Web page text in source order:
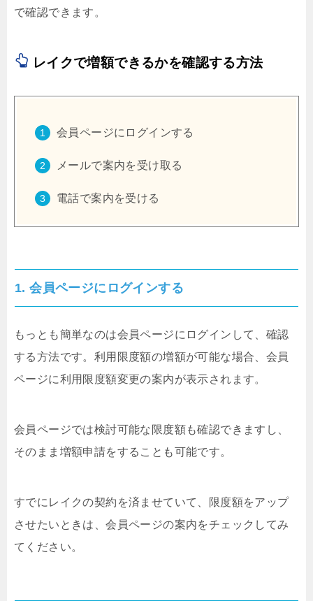
で確認できます。
レイクで増額できるかを確認する方法
会員ページにログインする
メールで案内を受け取る
電話で案内を受ける
1. 会員ページにログインする
もっとも簡単なのは会員ページにログインして、確認
する方法です。利用限度額の増額が可能な場合、会員
ページに利用限度額変更の案内が表示されます。
会員ページでは検討可能な限度額も確認できますし、
そのまま増額申請をすることも可能です。
すでにレイクの契約を済ませていて、限度額をアップ
させたいときは、会員ページの案内をチェックしてみ
てください。